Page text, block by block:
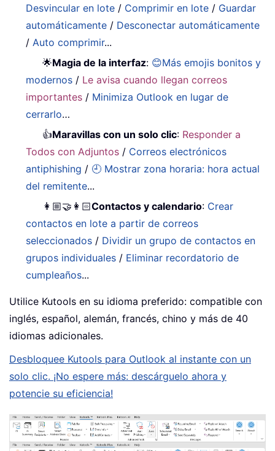
Desvincular en lote / Comprimir en lote / Guardar
automáticamente / Desconectar automáticamente
/ Auto comprimir...
🌟Magia de la interfaz: 😊Más emojis bonitos y
modernos / Le avisa cuando llegan correos
importantes / Minimiza Outlook en lugar de
cerrarlo…
👍Maravillas con un solo clic: Responder a
Todos con Adjuntos / Correos electrónicos
antiphishing / 🕘 Mostrar zona horaria: hora actual
del remitente...
👩🏼‍🤝‍👩🏻Contactos y calendario: Crear
contactos en lote a partir de correos
seleccionados / Dividir un grupo de contactos en
grupos individuales / Eliminar recordatorio de
cumpleaños...
Utilice Kutools en su idioma preferido: compatible con
inglés, español, alemán, francés, chino y más de 40
idiomas adicionales.
Desbloquee Kutools para Outlook al instante con un
solo clic. ¡No espere más: descárguelo ahora y
potencie su eficiencia!